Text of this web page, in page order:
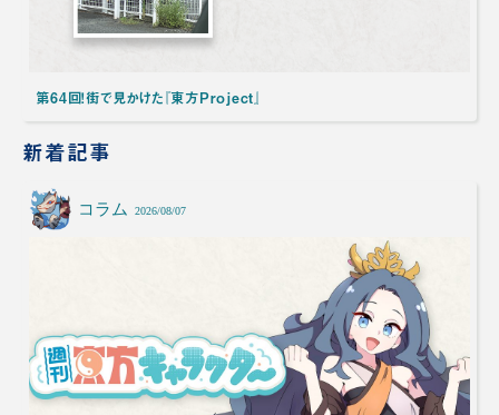
第64回！街で見かけた『東方Project』
新着記事
コラム 2026/08/07